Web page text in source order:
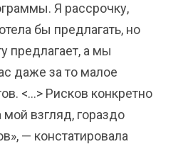
Я рассрочку,
бы предлагать, но
предлагает, а мы
даже за то малое
<…> Рисков конкретно
взгляд, гораздо
— констатировала